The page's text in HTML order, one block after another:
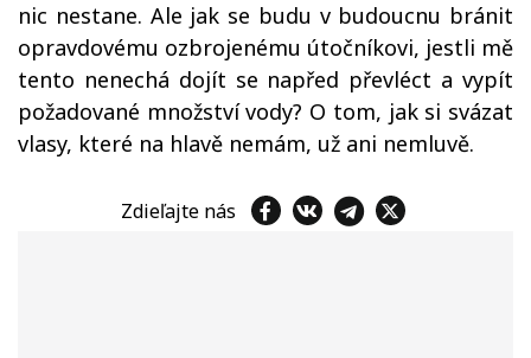
nic nestane. Ale jak se budu v budoucnu bránit
opravdovému ozbrojenému útočníkovi, jestli mě
tento nenechá dojít se napřed převléct a vypít
požadované množství vody? O tom, jak si svázat
vlasy, které na hlavě nemám, už ani nemluvě.
Zdieľajte nás